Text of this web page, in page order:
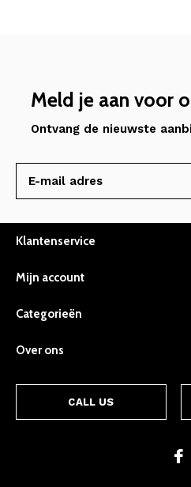
Meld je aan voor
Ontvang de nieuwste
Klantenservice
Mijn account
Categorieën
Over ons
CALL US